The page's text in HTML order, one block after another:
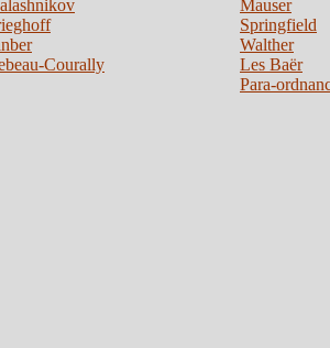
Courally
Mauser
Springfield
Walther
Les Baër
Para-